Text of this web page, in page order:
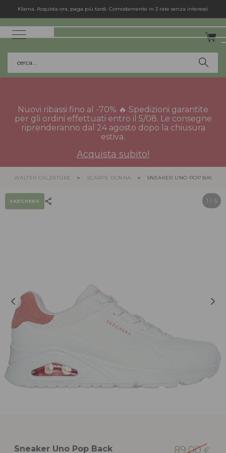
Klarna. Acquista ora, paga più tardi. Comodamente in 3 rate senza interessi.
cerca...
Nuovi ribassi fino al -70% 🔥 Spedizioni garantite
per gli ordini effettuati entro il 5/08. Le consegne
riprenderanno dal 24 agosto dopo la chiusura
estiva.
Acquista subito!
WALTER CALZATURE SCARPE DONNA SNEAKER UNO POP BACK
1 / 5
SKECHERS
Sneaker Uno Pop Back
89,00€